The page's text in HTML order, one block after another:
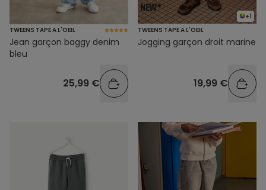
TWEENS TAPE A L'OEIL
Jean garçon baggy denim
bleu
25,99 €
+1
TWEENS TAPE A L'OEIL
Jogging garçon droit marine
19,99 €